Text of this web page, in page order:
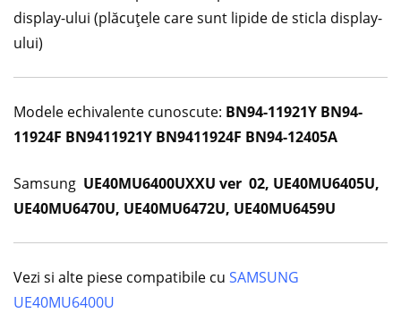
display-ului (plăcuţele care sunt lipide de sticla display-
ului)
Modele echivalente cunoscute: BN94-11921Y BN94-
11924F BN9411921Y BN9411924F BN94-12405A
Samsung UE40MU6400UXXU ver 02, UE40MU6405U,
UE40MU6470U, UE40MU6472U, UE40MU6459U
Vezi si alte piese compatibile cu SAMSUNG
UE40MU6400U